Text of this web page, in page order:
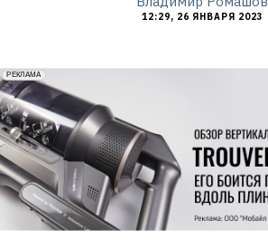
12:29, 26 ЯНВАРЯ 2023
erid: 2VfnxxmNzs5
РЕКЛАМА